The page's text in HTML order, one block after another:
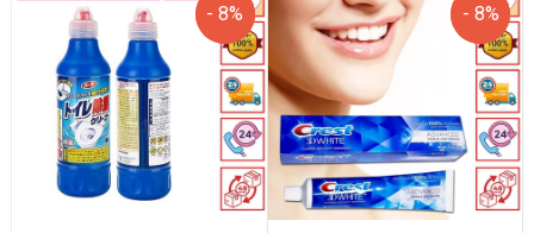
- 8%
- 8% - 8%
- 8%